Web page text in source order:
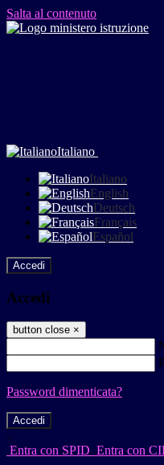
Salta al contenuto
Italiano
Italiano
English
Deutsch
Français
Español
Accedi
Accedi
button close ×
Password dimenticata?
-
Entra con SPID Entra con